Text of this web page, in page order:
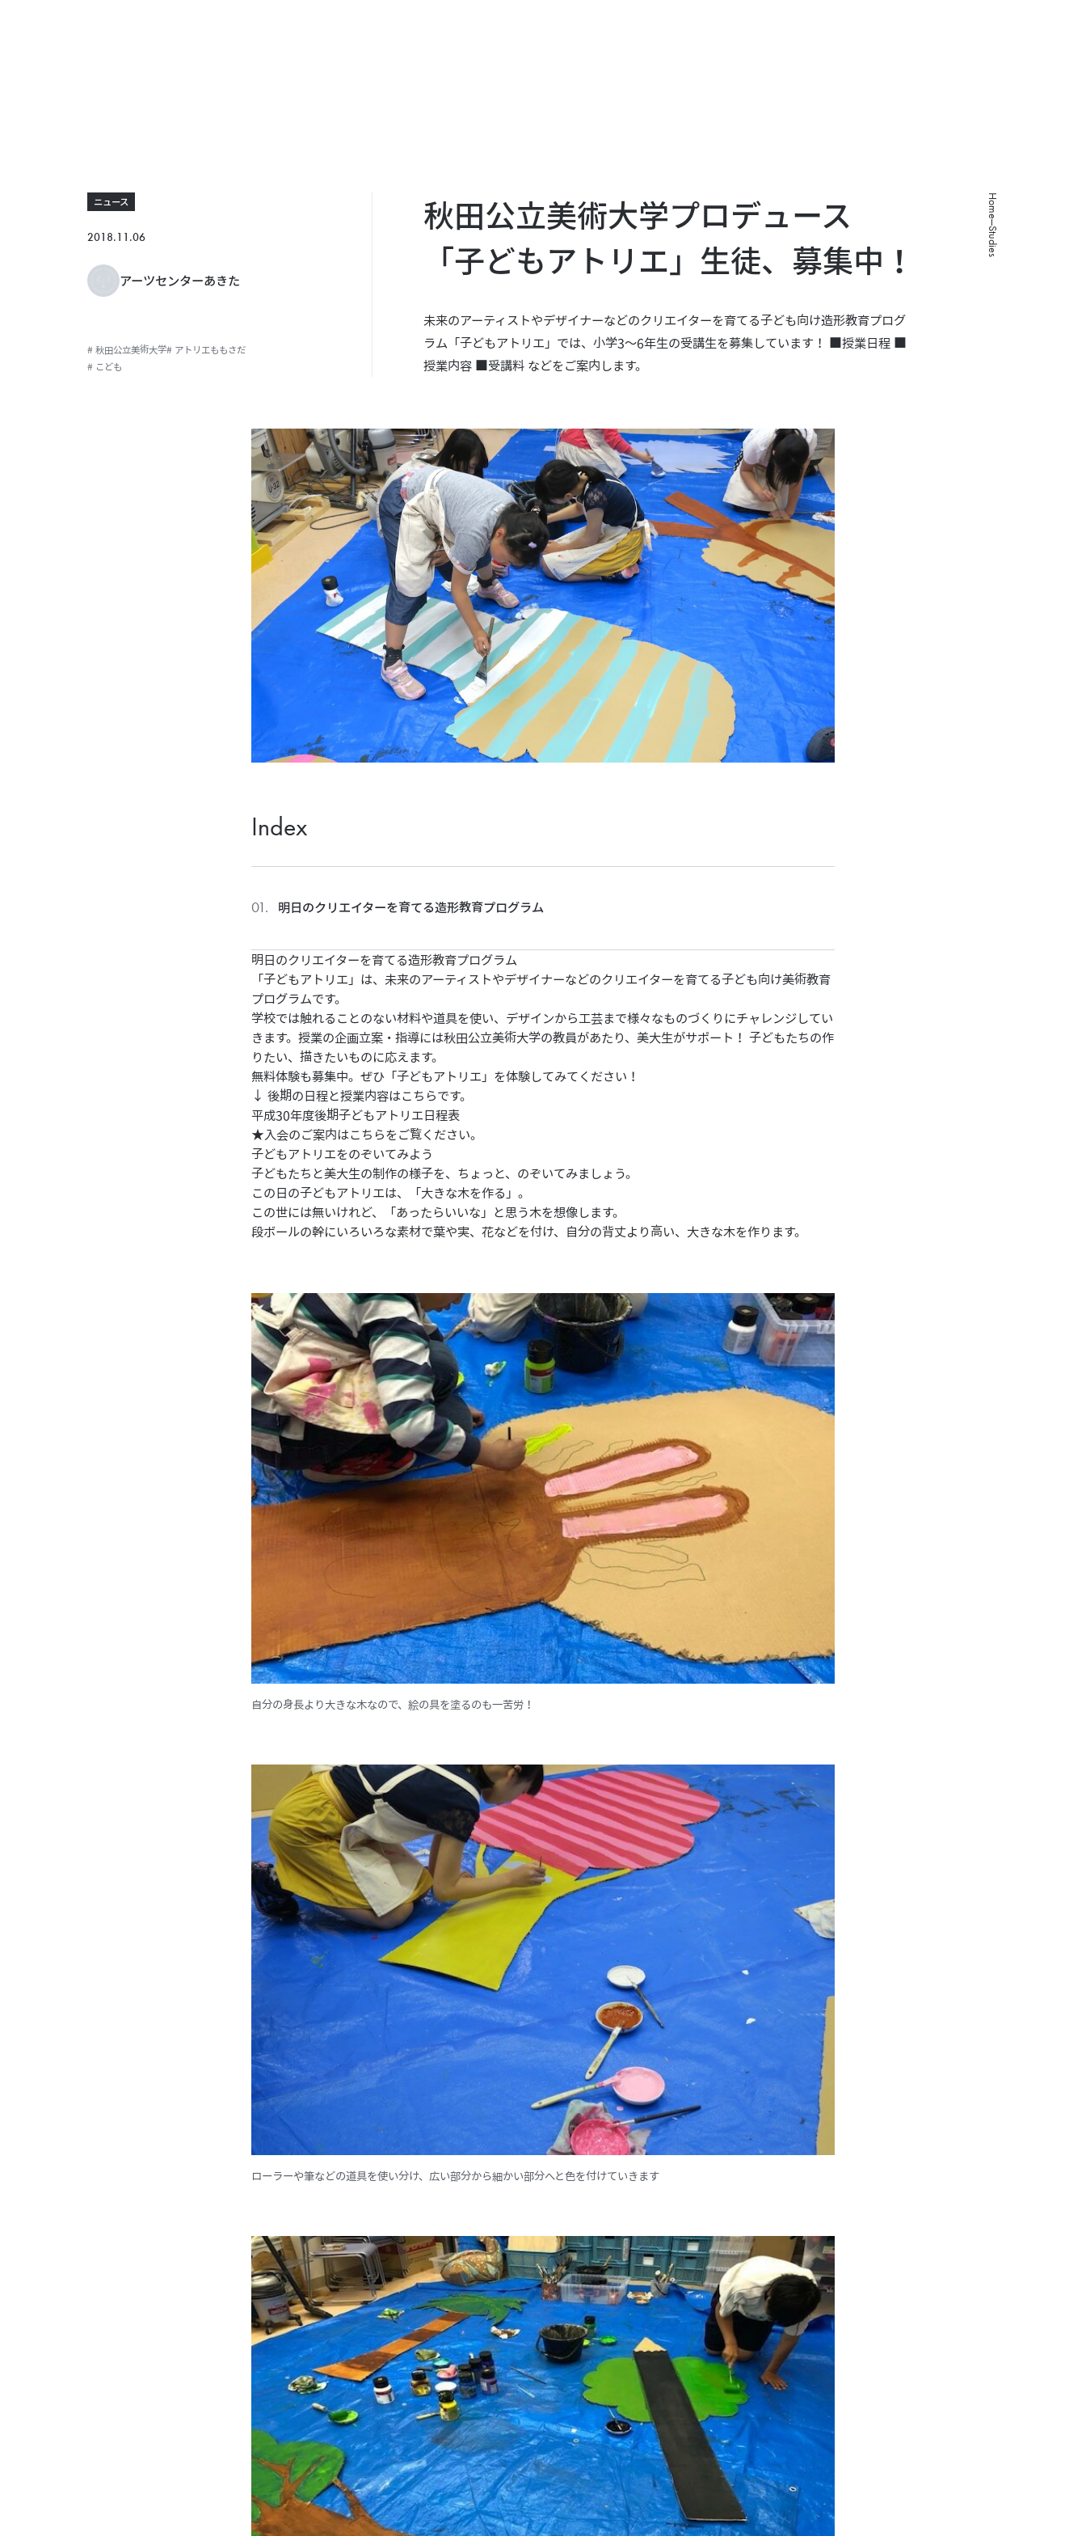
Home
Studies
秋田公立美術大学プロデュース
「子どもアトリエ」生徒、募集中！
未来のアーティストやデザイナーなどのクリエイターを育てる子ども向け造形教育プログ
ラム「子どもアトリエ」では、小学3〜6年生の受講生を募集しています！ ■授業日程 ■
授業内容 ■受講料 などをご案内します。
ニュース
アーツセンターあきた
2018.11.06
# 秋田公立美術大学# アトリエももさだ
# こども
Index
明日のクリエイターを育てる造形教育プログラム
明日のクリエイターを育てる造形教育プログラム
「子どもアトリエ」は、未来のアーティストやデザイナーなどのクリエイターを育てる子ども向け美術教育
プログラムです。
学校では触れることのない材料や道具を使い、デザインから工芸まで様々なものづくりにチャレンジしてい
きます。授業の企画立案・指導には秋田公立美術大学の教員があたり、美大生がサポート！ 子どもたちの作
りたい、描きたいものに応えます。
無料体験も募集中。ぜひ「子どもアトリエ」を体験してみてください！
↓ 後期の日程と授業内容はこちらです。
平成30年度後期子どもアトリエ日程表
★入会のご案内はこちらをご覧ください。
子どもアトリエをのぞいてみよう
子どもたちと美大生の制作の様子を、ちょっと、のぞいてみましょう。
この日の子どもアトリエは、「大きな木を作る」。
この世には無いけれど、「あったらいいな」と思う木を想像します。
段ボールの幹にいろいろな素材で葉や実、花などを付け、自分の背丈より高い、大きな木を作ります。
自分の身長より大きな木なので、絵の具を塗るのも一苦労！
ローラーや筆などの道具を使い分け、広い部分から細かい部分へと色を付けていきます